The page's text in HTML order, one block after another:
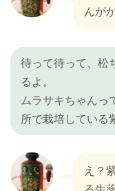
んが
待って待って、松
るよ。
ムラサキちゃんっ
所で栽培している
え？